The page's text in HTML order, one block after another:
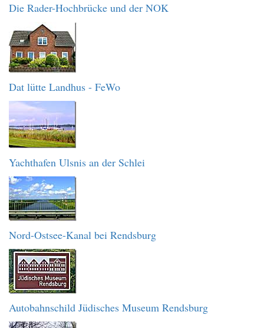
Die Rader-Hochbrücke und der NOK
Dat lütte Landhus - FeWo
Yachthafen Ulsnis an der Schlei
Nord-Ostsee-Kanal bei Rendsburg
Autobahnschild Jüdisches Museum Rendsburg